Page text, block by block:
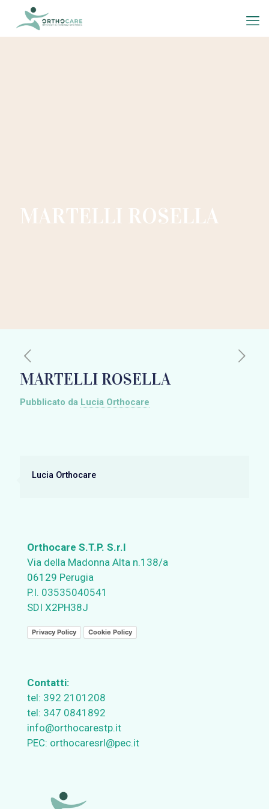
MARTELLI ROSELLA
MARTELLI ROSELLA
Pubblicato da Lucia Orthocare
Lucia Orthocare
Orthocare S.T.P. S.r.l
Via della Madonna Alta n.138/a
06129 Perugia
P.I. 03535040541
SDI X2PH38J
Privacy Policy Cookie Policy
Contatti:
tel: 392 2101208
tel: 347 0841892
info@orthocarestp.it
PEC: orthocaresrl@pec.it